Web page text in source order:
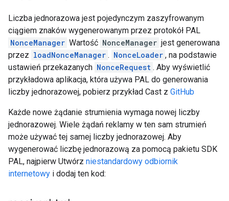
Liczba jednorazowa jest pojedynczym zaszyfrowanym
ciągiem znaków wygenerowanym przez protokół PAL
NonceManager Wartość NonceManager jest generowana
przez loadNonceManager . NonceLoader , na podstawie
ustawień przekazanych NonceRequest . Aby wyświetlić
przykładowa aplikacja, która używa PAL do generowania
liczby jednorazowej, pobierz przykład Cast z GitHub
Każde nowe żądanie strumienia wymaga nowej liczby
jednorazowej. Wiele żądań reklamy w ten sam strumień
może używać tej samej liczby jednorazowej. Aby
wygenerować liczbę jednorazową za pomocą pakietu SDK
PAL, najpierw Utwórz niestandardowy odbiornik
internetowy i dodaj ten kod: